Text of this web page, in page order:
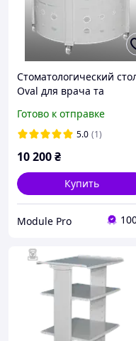
Стоматологический
Oval для врача та
предназначенный
Готово к отправке
5.0 (1)
10 200₴
Купить
Module Pro